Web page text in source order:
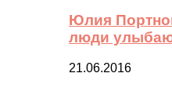
Юлия
люди
21.06.2016